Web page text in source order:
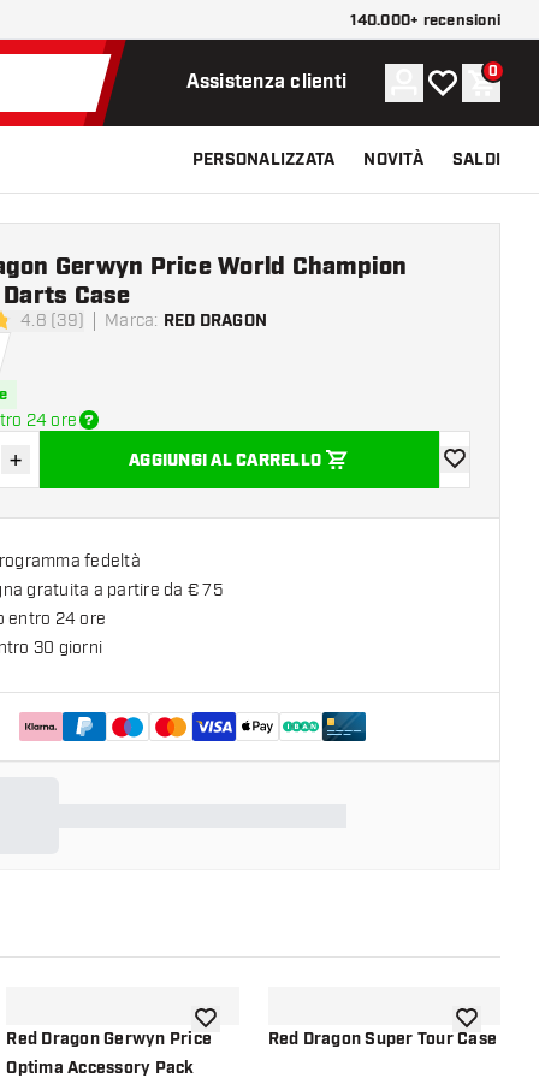
140.000+ recensioni
Assistenza clienti Account
La mia lista
0
PERSONALIZZATA NOVITÀ SALDI
valutazione
4.8 (39) Marca: RED DRAGON
Gerwyn Price World Champion
Case
24 ore
quantità
Aumenta quantità
+ AGGIUNGI AL CARRELLO
aggiungi
fedeltà
gratuita a partire da € 75
entro 24 ore
30 giorni
lista dei desideri
Red Dragon Gerwyn Price
Optima Accessory Pack
aggiungi alla lista dei desideri
Red Dragon Super Tour Case
aggiungi